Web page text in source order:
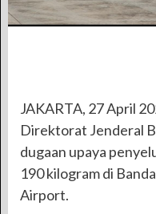
JAKARTA, 27 April
Direktorat Jenderal
dugaan upaya
190 kilogram di
Airport.